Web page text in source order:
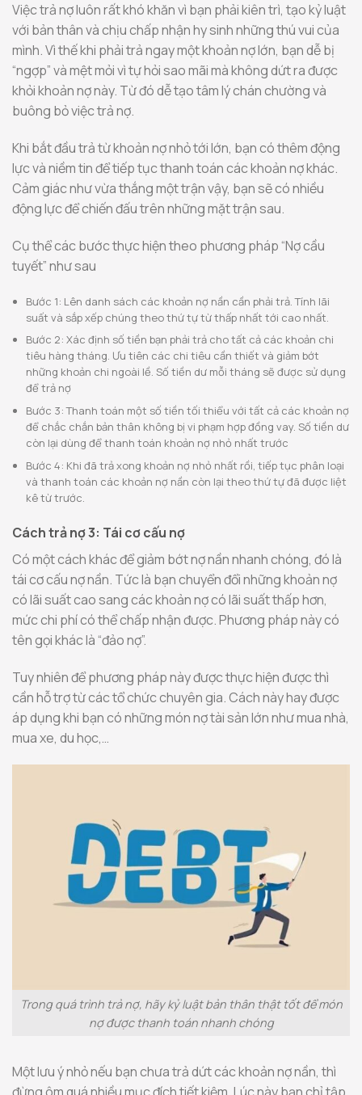
Việc trả nợ luôn rất khó khăn vì bạn phải kiên trì, tạo kỷ luật
với bản thân và chịu chấp nhận hy sinh những thú vui của
mình. Vì thế khi phải trả ngay một khoản nợ lớn, bạn dễ bị
“ngợp” và mệt mỏi vì tự hỏi sao mãi mà không dứt ra được
khỏi khoản nợ này. Từ đó dễ tạo tâm lý chán chường và
buông bỏ việc trả nợ.
Khi bắt đầu trả từ khoản nợ nhỏ tới lớn, bạn có thêm động
lực và niềm tin để tiếp tục thanh toán các khoản nợ khác.
Cảm giác như vừa thắng một trận vậy, bạn sẽ có nhiều
động lực để chiến đấu trên những mặt trận sau.
Cụ thể các bước thực hiện theo phương pháp “Nợ cầu
tuyết” như sau
Bước 1: Lên danh sách các khoản nợ nần cần phải trả. Tính lãi
suất và sắp xếp chúng theo thứ tự từ thấp nhất tới cao nhất.
Bước 2: Xác định số tiền bạn phải trả cho tất cả các khoản chi
tiêu hàng tháng. Ưu tiên các chi tiêu cần thiết và giảm bớt
những khoản chi ngoài lề. Số tiền dư mỗi tháng sẽ được sử dụng
để trả nợ
Bước 3: Thanh toán một số tiền tối thiểu với tất cả các khoản nợ
để chắc chắn bản thân không bị vi phạm hợp đồng vay. Số tiền dư
còn lại dùng để thanh toán khoản nợ nhỏ nhất trước
Bước 4: Khi đã trả xong khoản nợ nhỏ nhất rồi, tiếp tục phân loại
và thanh toán các khoản nợ nần còn lại theo thứ tự đã được liệt
kê từ trước.
Cách trả nợ 3: Tái cơ cấu nợ
Có một cách khác để giảm bớt nợ nần nhanh chóng, đó là
tái cơ cấu nợ nần. Tức là bạn chuyển đổi những khoản nợ
có lãi suất cao sang các khoản nợ có lãi suất thấp hơn,
mức chi phí có thể chấp nhận được. Phương pháp này có
tên gọi khác là “đảo nợ”.
Tuy nhiên để phương pháp này được thực hiện được thì
cần hỗ trợ từ các tổ chức chuyên gia. Cách này hay được
áp dụng khi bạn có những món nợ tài sản lớn như mua nhà,
mua xe, du học,…
Trong quá trình trả nợ, hãy kỷ luật bản thân thật tốt để món
nợ được thanh toán nhanh chóng
Một lưu ý nhỏ nếu bạn chưa trả dứt các khoản nợ nần, thì